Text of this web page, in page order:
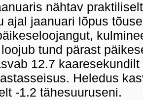
nähtav
ajal jaanuari lõpus
tund pärast
12.7
Heledus
-1.2 tähesuuruseni.